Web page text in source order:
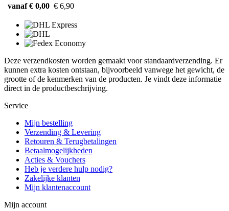
vanaf € 0,00 € 6,90
Deze verzendkosten worden gemaakt voor standaardverzending. Er
kunnen extra kosten ontstaan, bijvoorbeeld vanwege het gewicht, de
grootte of de kenmerken van de producten. Je vindt deze informatie
direct in de productbeschrijving.
Service
Mijn bestelling
Verzending & Levering
Retouren & Terugbetalingen
Betaalmogelijkheden
Acties & Vouchers
Heb je verdere hulp nodig?
Zakelijke klanten
Mijn klantenaccount
Mijn account